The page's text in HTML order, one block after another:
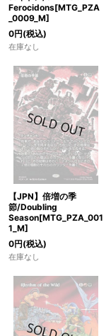
Ferocidons[MTG_PZA
_0009_M]
0円(税込)
在庫なし
【JPN】倍増の季
節/Doubling
Season[MTG_PZA_001
1_M]
0円(税込)
在庫なし